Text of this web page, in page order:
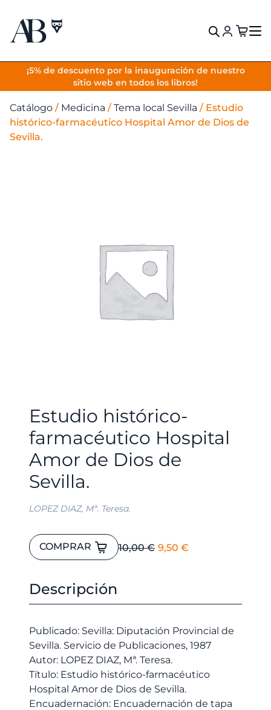
¡5% de descuento por la inauguración de nuestro
sitio web en todos los libros!
VOLVER
Catálogo / Medicina / Tema local Sevilla / Estudio
histórico-farmacéutico Hospital Amor de Dios de
Sevilla.
Estudio histórico-
farmacéutico Hospital
Amor de Dios de
Sevilla.
LOPEZ DIAZ, Mª. Teresa.
10,00€ El
9,50 €
Estudio
histórico-
Hospital
Dios
de
Sevilla.
cantidad
COMPRAR
Descripción
Publicado: Sevilla: Diputación Provincial de
Sevilla. Servicio de Publicaciones, 1987
Autor: LOPEZ DIAZ, Mª. Teresa.
Título: Estudio histórico-farmacéutico
Hospital Amor de Dios de Sevilla.
Encuadernación: Encuadernación de tapa